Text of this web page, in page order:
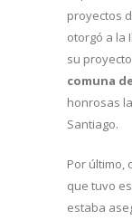
proyectos
otorgó a la
su proyecto
comuna
honrosas
Santiago.
Por último,
que tuvo
estaba